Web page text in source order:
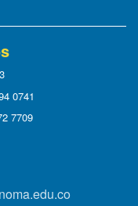
0741
7709